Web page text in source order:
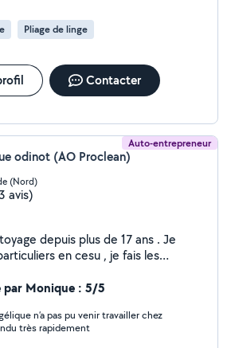
Pliage de linge
Contacter
Auto-entrepreneur
odinot (AO Proclean)
(Nord)
avis)
depuis plus de 17 ans . Je
en cesu , je fais les
nettoyage et les bureaux. N
, travail soigné.
par Monique : 5/5
n’a pas pu venir travailler chez
très rapidement